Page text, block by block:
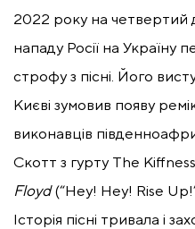
2022 року на
нападу Росії на Україну
строфу з пісні. Його
Києві зумовив появу
виконавців
Скотт з гурту The
Floyd(“Hey! Hey! Rise
Історія пісні тривала і